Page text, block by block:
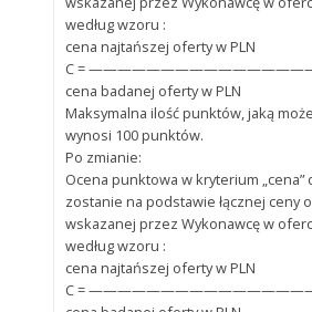
według wzoru :
cena najtańszej oferty w PLN
C = ———————————————— x
cena badanej oferty w PLN
Maksymalna ilość punktów, jaką
wynosi 100 punktów.
Po zmianie:
Ocena punktowa w kryterium „cena”
zostanie na podstawie łącznej ceny
wskazanej przez Wykonawcę w
według wzoru :
cena najtańszej oferty w PLN
C = ———————————————— x